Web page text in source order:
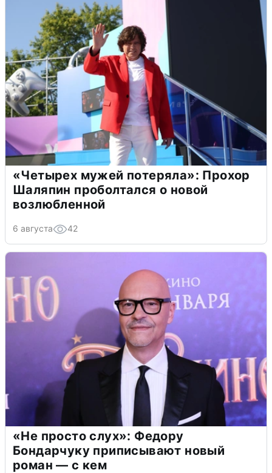
«Четырех мужей потеряла»: Прохор
Шаляпин проболтался о новой
возлюбленной
6 августа 42
«Не просто слух»: Федору
Бондарчуку приписывают новый
роман — с кем